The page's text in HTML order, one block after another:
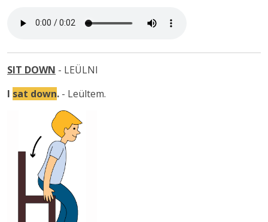
SIT DOWN - LEÜLNI
I sat down. - Leültem.